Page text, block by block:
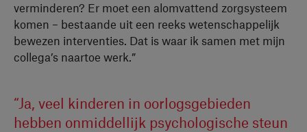
verminderen? Er moet een alomvattend zorgsysteem
komen – bestaande uit een reeks wetenschappelijk
bewezen interventies. Dat is waar ik samen met mijn
collega’s naartoe werk.”
“Ja, veel kinderen in oorlogsgebieden
hebben onmiddellijk psychologische steun